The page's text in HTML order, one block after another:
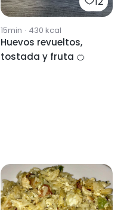
15min · 430 kcal
Huevos revueltos,
tostada y fruta 🍊